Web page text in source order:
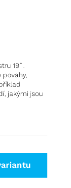
19˝.
jakými jsou